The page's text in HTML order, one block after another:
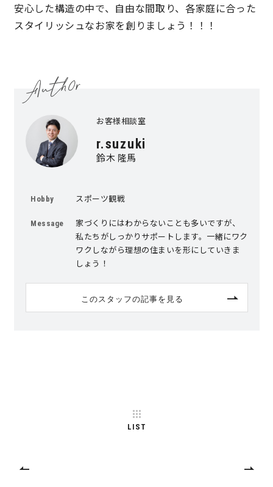
近日分譲予定情報 会社情報
サイトマップ プライバシーポリシー
安心した構造の中で、自由な間取り、各家庭に合った
スタイリッシュなお家を創りましょう！！！
お客様相談室
r.suzuki
鈴木 隆馬
Hobby スポーツ観戦
Message
家づくりにはわからないことも多いですが、
私たちがしっかりサポートします。一緒にワク
ワクしながら理想の住まいを形にしていきま
しょう！
このスタッフの記事を見る
LIST